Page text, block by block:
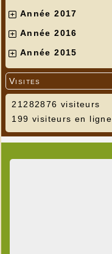
Année 2017
Année 2016
Année 2015
Visites
21282876 visiteurs
199 visiteurs en ligne